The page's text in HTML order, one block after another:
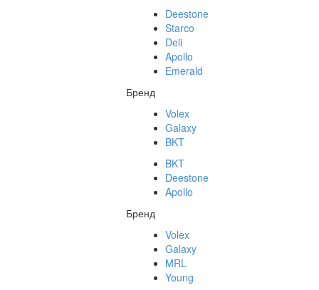
Deestone
Starco
Deli
Apollo
Emerald
Бренд
Volex
Galaxy
BKT
BKT
Deestone
Apollo
Бренд
Volex
Galaxy
MRL
Young